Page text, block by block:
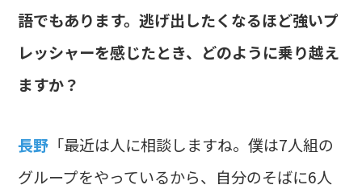
語でもあります。逃げ出したくなるほど強いプ
レッシャーを感じたとき、どのように乗り越え
ますか？
長野 「最近は人に相談しますね。僕は7人組の
グループをやっているから、自分のそばに6人